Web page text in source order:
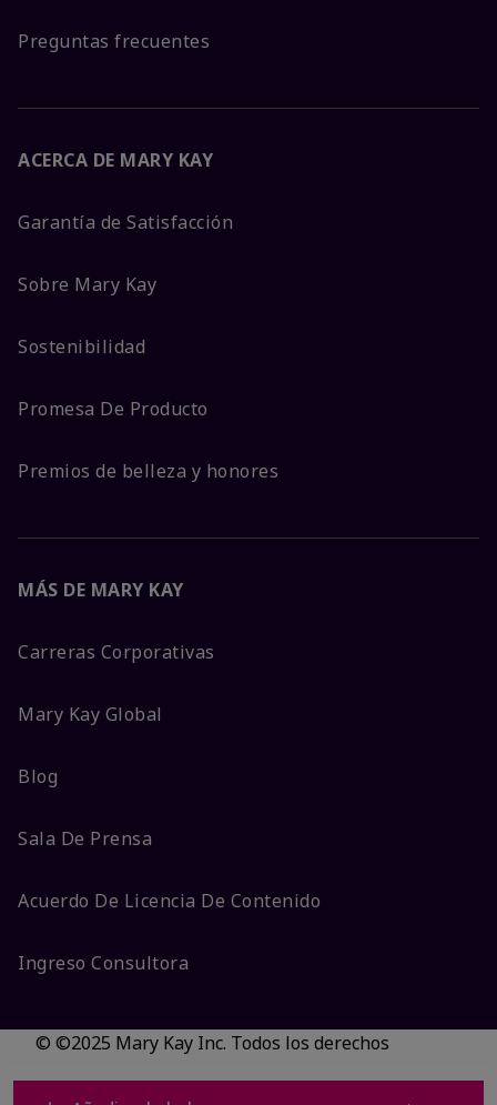
Preguntas frecuentes
ACERCA DE MARY KAY
Garantía de Satisfacción
Sobre Mary Kay
Sostenibilidad
Promesa De Producto
Premios de belleza y honores
MÁS DE MARY KAY
Carreras Corporativas
Mary Kay Global
Blog
Sala De Prensa
Acuerdo De Licencia De Contenido
Ingreso Consultora
© ©2025 Mary Kay Inc. Todos los derechos